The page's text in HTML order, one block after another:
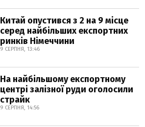
Китай опустився з 2 на 9 місце
серед найбільших експортних
ринків Німеччини
9 СЕРПНЯ, 13:46
На найбільшому експортному
центрі залізної руди оголосили
страйк
9 СЕРПНЯ, 14:56